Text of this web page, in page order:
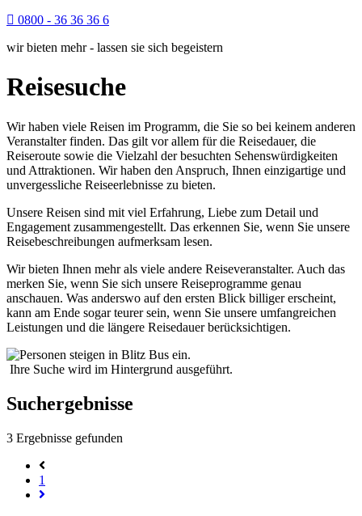
0800 - 36 36 36 6
wir bieten mehr - lassen sie sich begeistern
Reisesuche
Wir haben viele Reisen im Programm, die Sie so bei keinem anderen
Veranstalter finden. Das gilt vor allem für die Reisedauer, die
Reiseroute sowie die Vielzahl der besuchten Sehenswürdigkeiten
und Attraktionen. Wir haben den Anspruch, Ihnen einzigartige und
unvergessliche Reiseerlebnisse zu bieten.
Unsere Reisen sind mit viel Erfahrung, Liebe zum Detail und
Engagement zusammengestellt. Das erkennen Sie, wenn Sie unsere
Reisebeschreibungen aufmerksam lesen.
Wir bieten Ihnen mehr als viele andere Reiseveranstalter. Auch das
merken Sie, wenn Sie sich unsere Reiseprogramme genau
anschauen. Was anderswo auf den ersten Blick billiger erscheint,
kann am Ende sogar teurer sein, wenn Sie unsere umfangreichen
Leistungen und die längere Reisedauer berücksichtigen.
Ihre Suche wird im Hintergrund ausgeführt.
Suchergebnisse
3 Ergebnisse gefunden
1